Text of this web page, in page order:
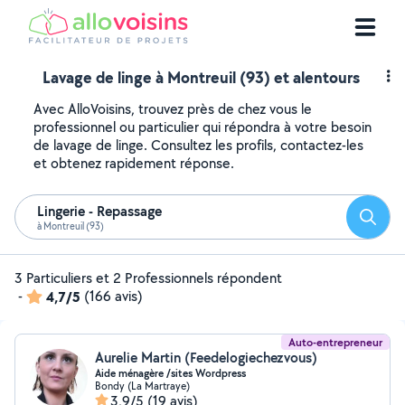
Lavage de linge à Montreuil (93) et alentours
Avec AlloVoisins, trouvez près de chez vous le
professionnel ou particulier qui répondra à votre besoin
de lavage de linge. Consultez les profils, contactez-les
et obtenez rapidement réponse.
Lingerie - Repassage
à Montreuil (93)
3 Particuliers et 2 Professionnels répondent
-
4,7/5 (166 avis)
Auto-entrepreneur
Aurelie Martin (Feedelogiechezvous)
Aide ménagère /sites Wordpress
Bondy (La Martraye)
3,9/5 (19 avis)